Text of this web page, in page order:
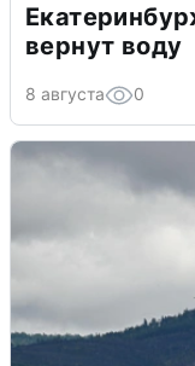
вернут воду
8 августа 0